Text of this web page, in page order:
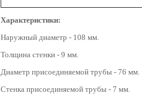
Характеристики:
Наружный диаметр - 108 мм.
Толщина стенки - 9 мм.
Диаметр присоединяемой трубы - 76 мм.
Стенка присоединяемой трубы - 7 мм.